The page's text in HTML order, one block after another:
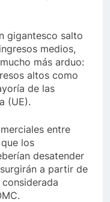
gigantesco salto
medios,
más arduo:
altos como
de las
(UE).
entre
los
desatender
a partir de